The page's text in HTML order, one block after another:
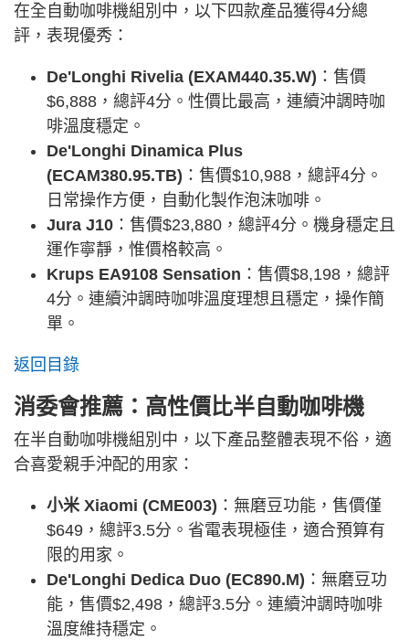
在全自動咖啡機組別中，以下四款產品獲得4分總
評，表現優秀：
De'Longhi Rivelia (EXAM440.35.W) ：售價
$6,888，總評4分。性價比最高，連續沖調時咖
啡溫度穩定。
De'Longhi Dinamica Plus
(ECAM380.95.TB) ：售價$10,988，總評4分。
日常操作方便，自動化製作泡沫咖啡。
Jura J10 ：售價$23,880，總評4分。機身穩定且
運作寧靜，惟價格較高。
Krups EA9108 Sensation ：售價$8,198，總評
4分。連續沖調時咖啡溫度理想且穩定，操作簡
單。
返回目錄
消委會推薦：高性價比半自動咖啡機
在半自動咖啡機組別中，以下產品整體表現不俗，適
合喜愛親手沖配的用家：
小米 Xiaomi (CME003) ：無磨豆功能，售價僅
$649，總評3.5分。省電表現極佳，適合預算有
限的用家。
De'Longhi Dedica Duo (EC890.M) ：無磨豆功
能，售價$2,498，總評3.5分。連續沖調時咖啡
溫度維持穩定。